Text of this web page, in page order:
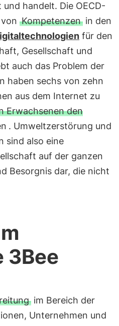
handelt. Die OECD-
Kompetenzenin den
für den
Gesellschaft und
auch das Problem der
haben sechs von zehn
aus dem Internet zu
Erwachsenen den
. Umweltzerstörung und
sind also eine
auf der ganzen
Besorgnis dar, die nicht
3Bee
im Bereich der
Unternehmen und